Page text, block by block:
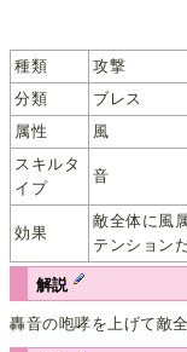
種類
攻撃
分類
ブレス
属性
風
スキルタ
イプ
音
効果
敵全体に風
テンション
解説
轟音の咆哮を上げて敵